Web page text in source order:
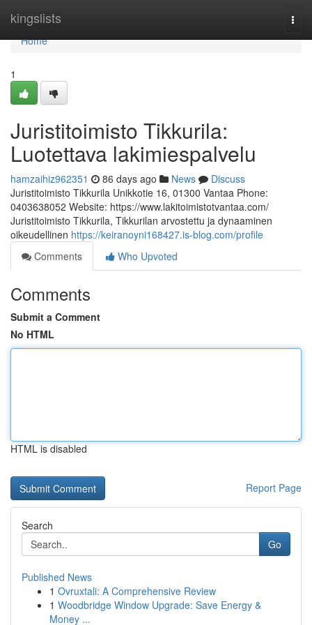
kingslists
Home
Home
1
Juristitoimisto Tikkurila:
Luotettava lakimiespalvelu
hamzaihiz962351 86 days ago News
Discuss
Juristitoimisto Tikkurila Unikkotie 16, 01300 Vantaa Phone:
0403638052 Website: https://www.lakitoimistotvantaa.com/
Juristitoimisto Tikkurila, Tikkurilan arvostettu ja dynaaminen
oikeudellinen https://keiranoyni168427.is-blog.com/profile
Comments
Who Upvoted
Comments
Submit a Comment
No HTML
HTML is disabled
Report Page
Search
Go
Published News
1 Ovruxtali: A Comprehensive Review
1 Woodbridge Window Upgrade: Save Energy &
Money ...